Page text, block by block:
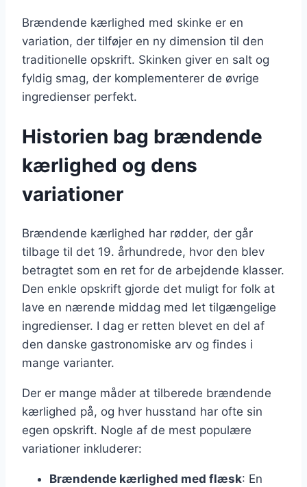
Brændende kærlighed med skinke er en
variation, der tilføjer en ny dimension til den
traditionelle opskrift. Skinken giver en salt og
fyldig smag, der komplementerer de øvrige
ingredienser perfekt.
Historien bag brændende
kærlighed og dens
variationer
Brændende kærlighed har rødder, der går
tilbage til det 19. århundrede, hvor den blev
betragtet som en ret for de arbejdende klasser.
Den enkle opskrift gjorde det muligt for folk at
lave en nærende middag med let tilgængelige
ingredienser. I dag er retten blevet en del af
den danske gastronomiske arv og findes i
mange varianter.
Der er mange måder at tilberede brændende
kærlighed på, og hver husstand har ofte sin
egen opskrift. Nogle af de mest populære
variationer inkluderer:
Brændende kærlighed med flæsk: En